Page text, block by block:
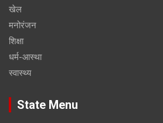
खेल
मनोरंजन
शिक्षा
धर्म-आस्था
स्वास्थ्य
State Menu